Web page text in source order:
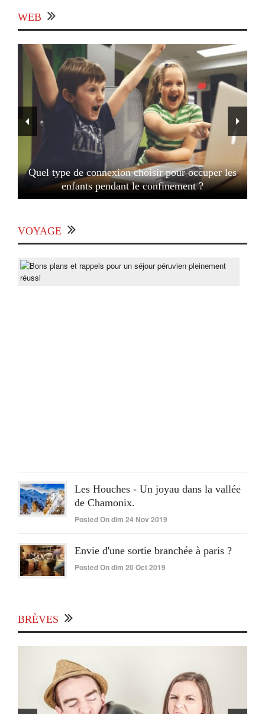
WEB
Quel type de connexion choisir pour occuper les
enfants pendant le confinement ?
VOYAGE
Les Houches - Un joyau dans la vallée
de Chamonix.
Posted On dim 24 Nov 2019
Envie d'une sortie branchée à paris ?
Posted On dim 20 Oct 2019
BRÈVES